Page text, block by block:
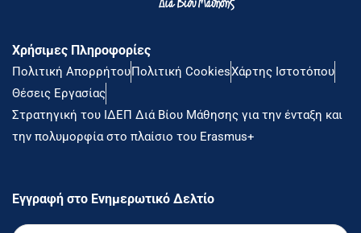
Χρήσιμες Πληροφορίες
Πολιτική ΑπορρήτουΠολιτική CookiesΧάρτης Ιστοτόπου
Θέσεις Εργασίας
Στρατηγική του ΙΔΕΠ Διά Βίου Μάθησης για την ένταξη και
την πολυμορφία στο πλαίσιο του Erasmus+
Εγγραφή στο Ενημερωτικό Δελτίο